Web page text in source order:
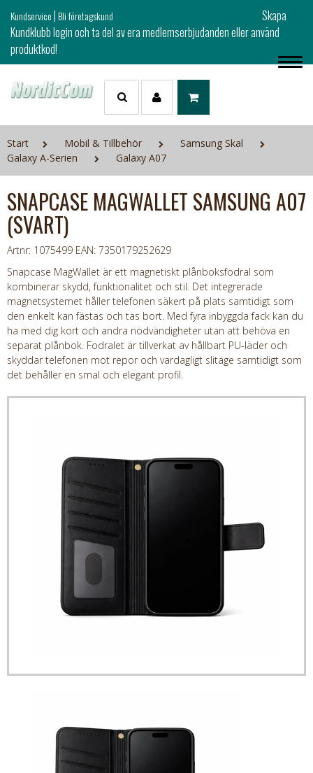
Kundservice|Bli företagskund
Skapa
Kundklubb login och ta del av era medlemserbjudanden eller använd
produktkod!
Start Mobil & Tillbehör
Samsung Skal
Galaxy A-Serien
Galaxy A07
SNAPCASE MAGWALLET SAMSUNG A07
(SVART)
Artnr: 1075499 EAN: 7350179252629
Snapcase MagWallet är ett magnetiskt plånboksfodral som
kombinerar skydd, funktionalitet och stil. Det integrerade
magnetsystemet håller telefonen säkert på plats samtidigt som
den enkelt kan fästas och tas bort. Med fyra inbyggda fack kan du
ha med dig kort och andra nödvändigheter utan att behöva en
separat plånbok. Fodralet är tillverkat av hållbart PU-läder och
skyddar telefonen mot repor och vardagligt slitage samtidigt som
det behåller en smal och elegant profil.